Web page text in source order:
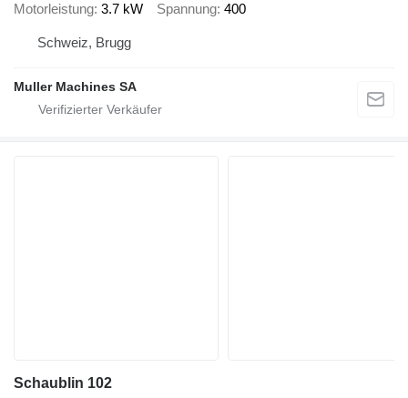
Motorleistung 3.7 kW Spannung 400
Schweiz, Brugg
Muller Machines SA
Schaublin 102